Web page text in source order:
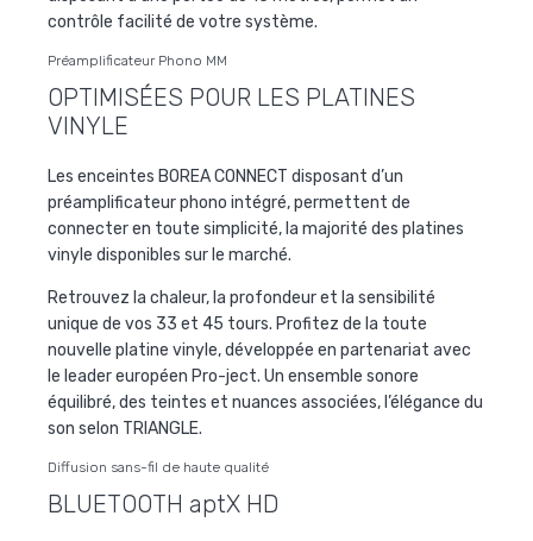
contrôle facilité de votre système.
Préamplificateur Phono MM
OPTIMISÉES POUR LES PLATINES
VINYLE
Les enceintes BOREA CONNECT disposant d’un
préamplificateur phono intégré, permettent de
connecter en toute simplicité, la majorité des platines
vinyle disponibles sur le marché.
Retrouvez la chaleur, la profondeur et la sensibilité
unique de vos 33 et 45 tours. Profitez de la toute
nouvelle platine vinyle, développée en partenariat avec
le leader européen Pro-ject. Un ensemble sonore
équilibré, des teintes et nuances associées, l’élégance du
son selon TRIANGLE.
Diffusion sans-fil de haute qualité
BLUETOOTH aptX HD